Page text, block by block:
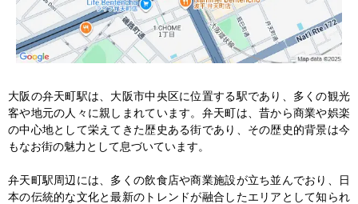
大阪の弁天町駅は、大阪市中央区に位置する駅であり、多くの観光
客や地元の人々に親しまれています。弁天町は、昔から商業や娯楽
の中心地として栄えてきた歴史ある街であり、その歴史的背景は今
もなお街の魅力として息づいています。
弁天町駅周辺には、多くの飲食店や商業施設が立ち並んでおり、日
本の伝統的な文化と最新のトレンドが融合したエリアとして知られ